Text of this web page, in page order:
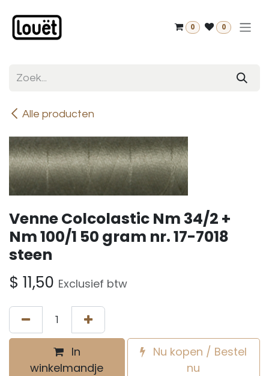
0 0
Alle producten
Venne Colcolastic Nm 34/2 +
Nm 100/1 50 gram nr. 17-7018
steen
$ 11,50 Exclusief btw
In
winkelmandje
Nu kopen / Bestel
nu